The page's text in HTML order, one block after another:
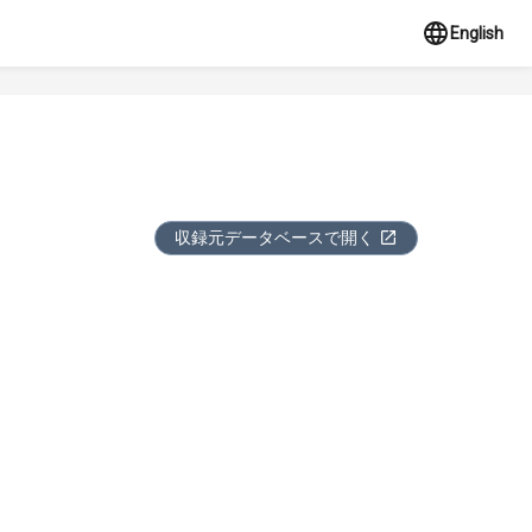
English
収録元データベースで開く